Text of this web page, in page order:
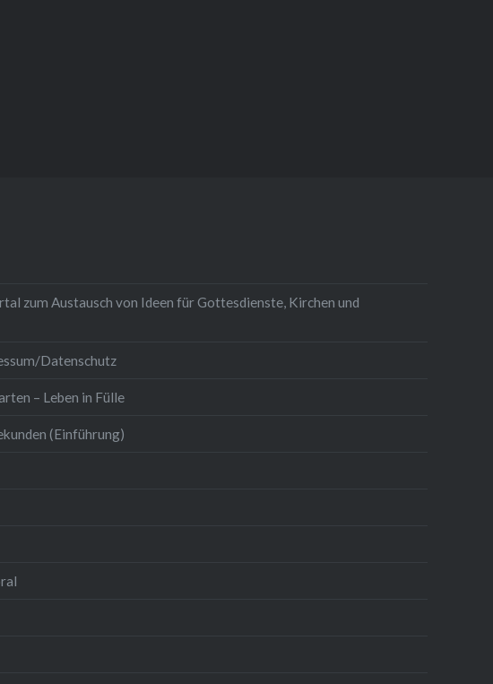
zum Austausch von Ideen für Gottesdienste, Kirchen und
Datenschutz
– Leben in Fülle
(Einführung)